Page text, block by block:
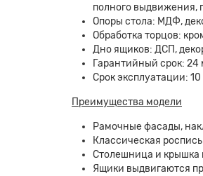
полного выдвижения,
Опоры стола: МДФ,
Обработка торцов:
Дно ящиков: ДСП,
Гарантийный срок: 24
Срок эксплуатации: 10
Преимущества модели
Рамочные фасады,
Классическая
Столешница и крышка
Ящики выдвигаются